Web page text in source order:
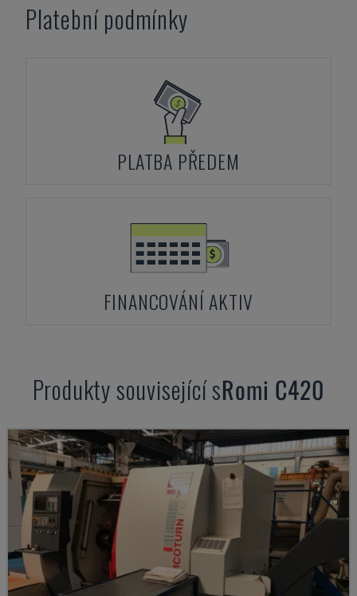
Platební podmínky
PLATBA PŘEDEM
FINANCOVÁNÍ AKTIV
Produkty související sRomi C420